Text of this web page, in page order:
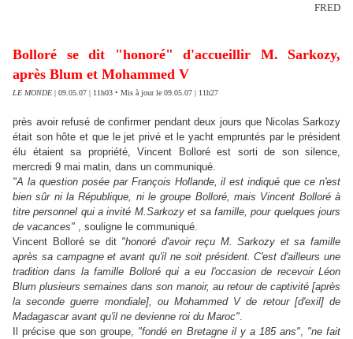
FRED
Bolloré se dit "honoré" d'accueillir M. Sarkozy,
après Blum et Mohammed V
LE MONDE | 09.05.07 | 11h03 • Mis à jour le 09.05.07 | 11h27
près avoir refusé de confirmer pendant deux jours que Nicolas Sarkozy
était son hôte et que le jet privé et le yacht empruntés par le président
élu étaient sa propriété, Vincent Bolloré est sorti de son silence,
mercredi 9 mai matin, dans un communiqué.
"A la question posée par François Hollande, il est indiqué que ce n'est
bien sûr ni la République, ni le groupe Bolloré, mais Vincent Bolloré à
titre personnel qui a invité M.Sarkozy et sa famille, pour quelques jours
de vacances" , souligne le communiqué.
Vincent Bolloré se dit "honoré d'avoir reçu M. Sarkozy et sa famille
après sa campagne et avant qu'il ne soit président. C'est d'ailleurs une
tradition dans la famille Bolloré qui a eu l'occasion de recevoir Léon
Blum plusieurs semaines dans son manoir, au retour de captivité [après
la seconde guerre mondiale], ou Mohammed V de retour [d'exil] de
Madagascar avant qu'il ne devienne roi du Maroc".
Il précise que son groupe, "fondé en Bretagne il y a 185 ans", "ne fait